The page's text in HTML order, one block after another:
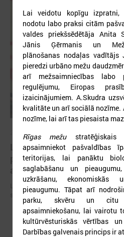
2026. gada 09. jūlijs
LPS: apreibinošu vielu
profilakses iestādi nedrīkst
alternatīva risinājuma
LPS: apreibinošu vielu ietekmē esošu
slēgt bez droša alternatīva risinājuma
Lai veidotu kopīgu izpratni,
nodotu labo praksi citām
valdes priekšsēdētāja Anita
Jānis Ģērmanis un
plānošanas nodaļas vadītājs
pieredzi urbāno mežu
arī mežsaimniecības labo
regulējumu, Eiropas
izaicinājumiem. A.Skudra
kvalitāte un arī sociālā nozīme.
nozīme, lai arī tas piesaista
Rīgas mežustratēģiskais
apsaimniekot pašvaldības
teritorijas, lai panāktu
saglabāšanu un
uzkrāšanu, ekonomiskās
pieaugumu. Tāpat arī
parku, skvēru un citu
apsaimniekošanu, lai vairotu
kultūrvēsturiskās vērtības
Darbības galvenais princips ir